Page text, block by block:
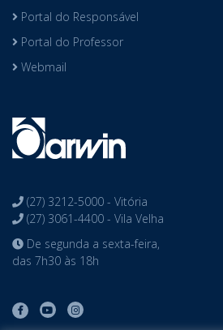
Portal do Responsável
Portal do Professor
Webmail
(27) 3212-5000 - Vitória
(27) 3061-4400 - Vila Velha
De segunda a sexta-feira,
das 7h30 às 18h